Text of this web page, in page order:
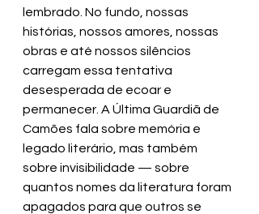
lembrado. No fundo, nossas
histórias, nossos amores, nossas
obras e até nossos silêncios
carregam essa tentativa
desesperada de ecoar e
permanecer. A Última Guardiã de
Camões fala sobre memória e
legado literário, mas também
sobre invisibilidade — sobre
quantos nomes da literatura foram
apagados para que outros se